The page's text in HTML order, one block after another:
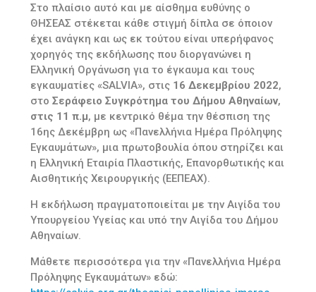
Στο πλαίσιο αυτό και με αίσθημα ευθύνης ο
ΘΗΣΕΑΣ στέκεται κάθε στιγμή δίπλα σε όποιον
έχει ανάγκη και ως εκ τούτου είναι υπερήφανος
χορηγός της εκδήλωσης που διοργανώνει η
Ελληνική Οργάνωση για το έγκαυμα και τους
εγκαυματίες «SALVIA», στις 16 Δεκεμβρίου 2022,
στο Σεράφειο Συγκρότημα του Δήμου Αθηναίων,
στις 11 π.μ, με κεντρικό θέμα την θέσπιση της
16ης Δεκέμβρη ως «Πανελλήνια Ημέρα Πρόληψης
Εγκαυμάτων», μια πρωτοβουλία όπου στηρίζει και
η Ελληνική Εταιρία Πλαστικής, Επανορθωτικής και
Αισθητικής Χειρουργικής (ΕΕΠΕΑΧ).
Η εκδήλωση πραγματοποιείται με την Αιγίδα του
Υπουργείου Υγείας και υπό την Αιγίδα του Δήμου
Αθηναίων.
Μάθετε περισσότερα για την «Πανελλήνια Ημέρα
Πρόληψης Εγκαυμάτων» εδώ: